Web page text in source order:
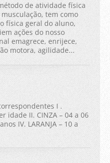
de atividade física
tem como
física geral do aluno,
ações do nosso
emagrece, enrijece,
motora, agilidade...
I .
idade II. CINZA – 04 a 06
IV. LARANJA – 10 a